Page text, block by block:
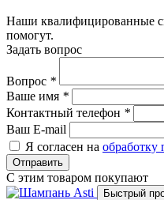
Наши квалифицированные
помогут.
Задать вопрос
Вопрос *
Ваше имя *
Контактный телефон *
Ваш E-mail
Я согласен на обработку
Отправить
С этим товаром покупают
Быстрый